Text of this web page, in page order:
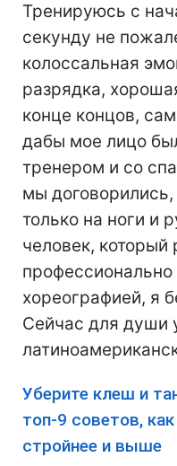
Тренируюсь с
секунду не
колоссальная
разрядка,
конце концов,
дабы мое лицо
тренером и со
мы
только на ноги и
человек, который
хореографией, я
Сейчас для души
Уберите клеш и
топ-9 советов,
стройнее и выше